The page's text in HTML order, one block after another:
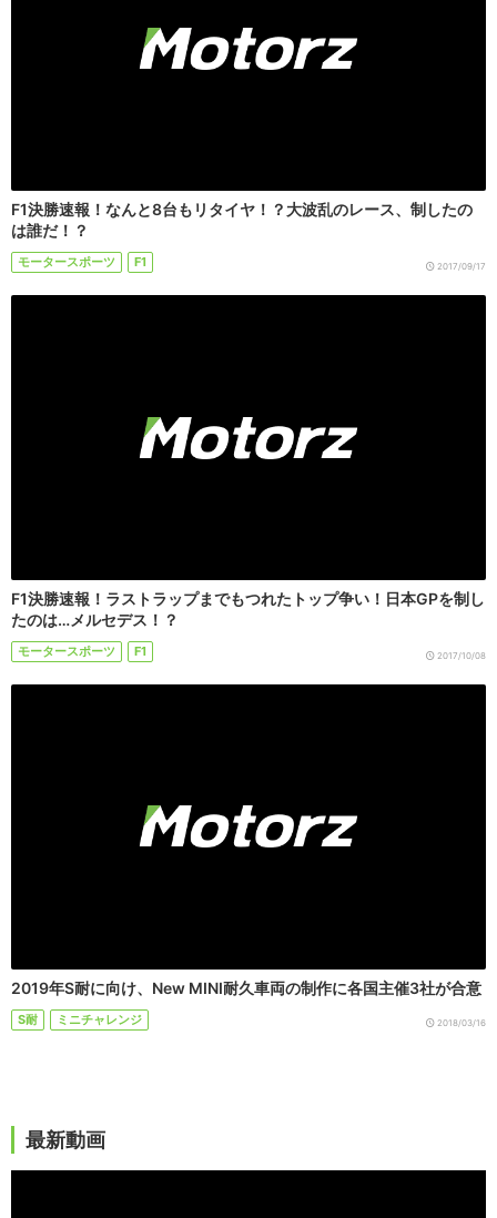
F1決勝速報！なんと8台もリタイヤ！？大波乱のレース、制したの
は誰だ！？
モータースポーツ F1 2017/09/17
F1決勝速報！ラストラップまでもつれたトップ争い！日本GPを制し
たのは…メルセデス！？
モータースポーツ F1 2017/10/08
2019年S耐に向け、New MINI耐久車両の制作に各国主催3社が合意
S耐 ミニチャレンジ 2018/03/16
最新動画